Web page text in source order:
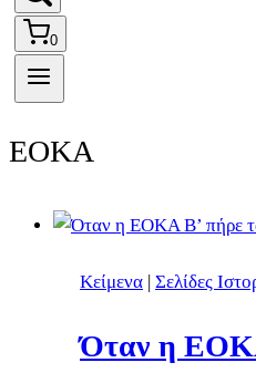
0
ΕΟΚΑ
Κείμενα Σελίδες
Όταν η